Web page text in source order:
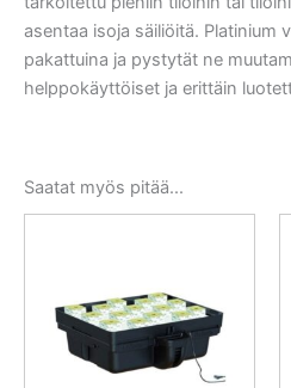
asentaa isoja säiliöitä. Platinium
pakattuina ja pystytät ne
helppokäyttöiset ja erittäin
Saatat myös pitää...